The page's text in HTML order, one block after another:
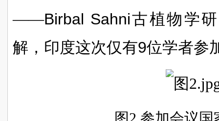
——Birbal Sahni古植物学
解，印度这次仅有9位学者参